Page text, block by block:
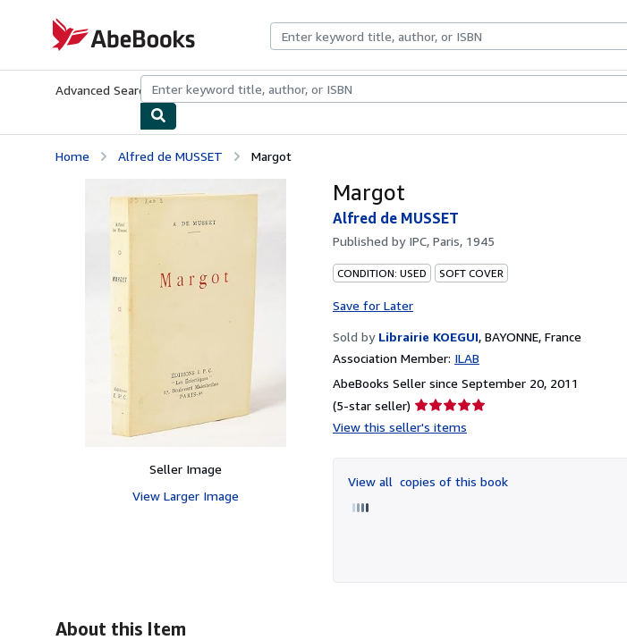
AbeBooks.com
Advanced Search Browse CollectionsRare BooksArt & Collectibles
Home Alfred de MUSSET Margot
Seller Image
View Larger Image
Margot
Alfred de MUSSET
Published by IPC, Paris, 1945
CONDITION: USED SOFT COVER
Save for Later
Sold by Librairie KOEGUI, BAYONNE, France
Association Member: ILAB
AbeBooks Seller since September 20, 2011
(5-star seller) Seller
rating
of
5
View this seller's items
View all copies of this book
About this Item